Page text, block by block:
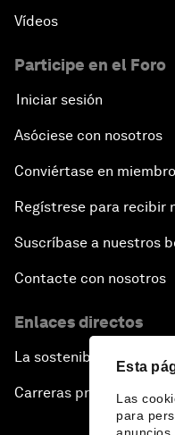
Esta
Las
para
Vídeos
Participe en el Foro
Iniciar sesión
Asóciese con nosotros
Conviértase en miembro
Regístrese para recibir
Suscríbase a nuestros
Contacte con nosotros
Enlaces directos
La sostenibilidad en el
Carreras profesionales